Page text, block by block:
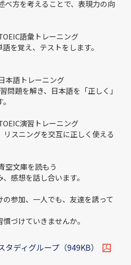
べ方を考えることで、表現力の向
語彙トレーニング
を覚え、テストをします。
語トレーニング
問題を解き、日本語を「正しく」
演習トレーニング
スニングを交互に正しく使える
文庫を読もう
感想を話し合います。
参加、一人でも、友達を誘って
づけていきませんか。
ディグループ（949KB）